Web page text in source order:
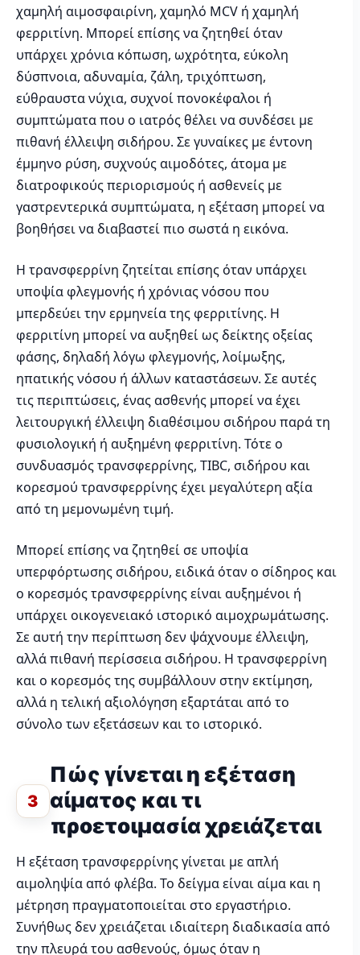
χαμηλή αιμοσφαιρίνη, χαμηλό MCV ή χαμηλή
φερριτίνη. Μπορεί επίσης να ζητηθεί όταν
υπάρχει χρόνια κόπωση, ωχρότητα, εύκολη
δύσπνοια, αδυναμία, ζάλη, τριχόπτωση,
εύθραυστα νύχια, συχνοί πονοκέφαλοι ή
συμπτώματα που ο ιατρός θέλει να συνδέσει με
πιθανή έλλειψη σιδήρου. Σε γυναίκες με έντονη
έμμηνο ρύση, συχνούς αιμοδότες, άτομα με
διατροφικούς περιορισμούς ή ασθενείς με
γαστρεντερικά συμπτώματα, η εξέταση μπορεί να
βοηθήσει να διαβαστεί πιο σωστά η εικόνα.
Η τρανσφερρίνη ζητείται επίσης όταν υπάρχει
υποψία φλεγμονής ή χρόνιας νόσου που
μπερδεύει την ερμηνεία της φερριτίνης. Η
φερριτίνη μπορεί να αυξηθεί ως δείκτης οξείας
φάσης, δηλαδή λόγω φλεγμονής, λοίμωξης,
ηπατικής νόσου ή άλλων καταστάσεων. Σε αυτές
τις περιπτώσεις, ένας ασθενής μπορεί να έχει
λειτουργική έλλειψη διαθέσιμου σιδήρου παρά τη
φυσιολογική ή αυξημένη φερριτίνη. Τότε ο
συνδυασμός τρανσφερρίνης, TIBC, σιδήρου και
κορεσμού τρανσφερρίνης έχει μεγαλύτερη αξία
από τη μεμονωμένη τιμή.
Μπορεί επίσης να ζητηθεί σε υποψία
υπερφόρτωσης σιδήρου, ειδικά όταν ο σίδηρος και
ο κορεσμός τρανσφερρίνης είναι αυξημένοι ή
υπάρχει οικογενειακό ιστορικό αιμοχρωμάτωσης.
Σε αυτή την περίπτωση δεν ψάχνουμε έλλειψη,
αλλά πιθανή περίσσεια σιδήρου. Η τρανσφερρίνη
και ο κορεσμός της συμβάλλουν στην εκτίμηση,
αλλά η τελική αξιολόγηση εξαρτάται από το
σύνολο των εξετάσεων και το ιστορικό.
3
Πώς γίνεται η εξέταση
αίματος και τι
προετοιμασία χρειάζεται
Η εξέταση τρανσφερρίνης γίνεται με απλή
αιμοληψία από φλέβα. Το δείγμα είναι αίμα και η
μέτρηση πραγματοποιείται στο εργαστήριο.
Συνήθως δεν χρειάζεται ιδιαίτερη διαδικασία από
την πλευρά του ασθενούς, όμως όταν η